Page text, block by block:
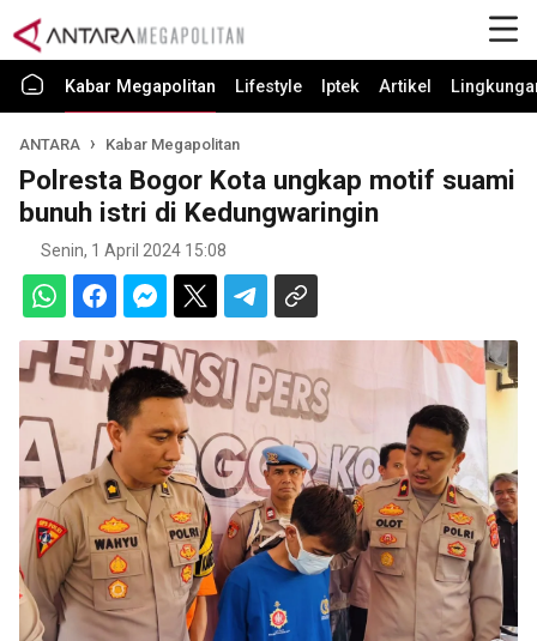
Kabar Megapolitan Lifestyle Iptek Artikel
ANTARA Kabar Megapolitan
Polresta Bogor Kota ungkap motif suami
bunuh istri di Kedungwaringin
Senin, 1 April 2024 15:08